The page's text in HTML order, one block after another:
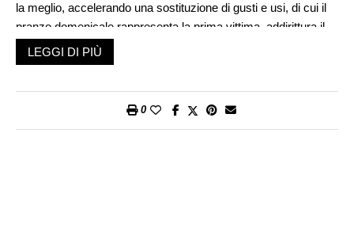
la meglio, accelerando una sostituzione di gusti e usi, di cui il
pranzo domenicale rappresenta la prima vittima, addirittura il
simbolo di un cambiamento forse irreversibile. Ancora da
decifrare in tutti i suoi effetti, visibili o nascosti, reali o illusori.
e dal divano di casa, ci si è trasferiti nelle palestre, nelle
LEGGI DI PIÙ
0